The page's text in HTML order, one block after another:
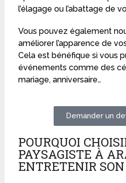
l’élagage ou l’abattage de
Vous pouvez également
améliorer l’apparence de
Cela est bénéfique si vous
événements comme des
mariage, anniversaire…
Demander un
POURQUOI
PAYSAGISTE À
ENTRETENIR